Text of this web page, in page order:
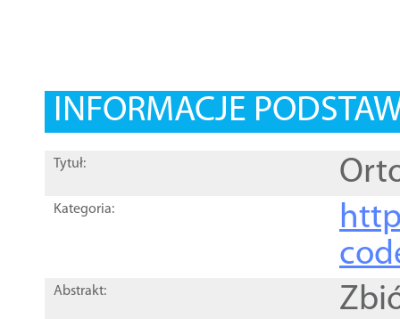
INFORMACJE
Tytuł:
Kategoria:
Abstrakt: